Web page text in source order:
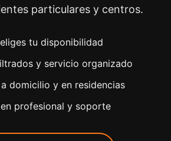
particulares y centros.
tu disponibilidad
y servicio organizado
domicilio y en residencias
profesional y soporte